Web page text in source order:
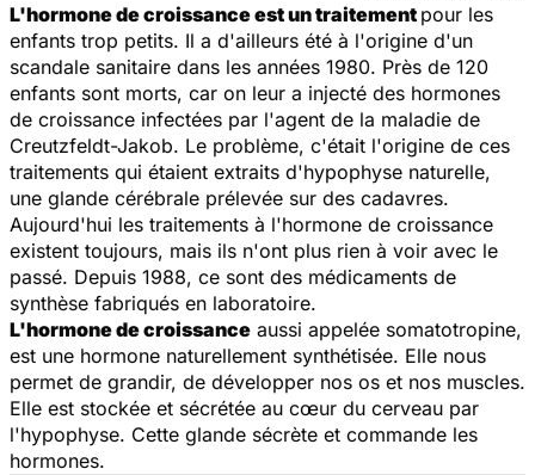
L'hormone de croissance est un traitement pour les
enfants trop petits. Il a d'ailleurs été à l'origine d'un
scandale sanitaire dans les années 1980. Près de 120
enfants sont morts, car on leur a injecté des hormones
de croissance infectées par l'agent de la maladie de
Creutzfeldt-Jakob. Le problème, c'était l'origine de ces
traitements qui étaient extraits d'hypophyse naturelle,
une glande cérébrale prélevée sur des cadavres.
Aujourd'hui les traitements à l'hormone de croissance
existent toujours, mais ils n'ont plus rien à voir avec le
passé. Depuis 1988, ce sont des médicaments de
synthèse fabriqués en laboratoire.
L'hormone de croissance aussi appelée somatotropine,
est une hormone naturellement synthétisée. Elle nous
permet de grandir, de développer nos os et nos muscles.
Elle est stockée et sécrétée au cœur du cerveau par
l'hypophyse. Cette glande sécrète et commande les
hormones.